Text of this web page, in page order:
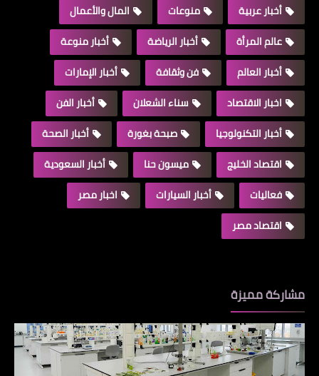
أخبار عربية منوعات
المال والأعمال
عالم المرأة
أخبار الرياضة
أخبار منوعة
أخبار العالم
فن وثقافة
أخبار الإمارات
اخبار الاقتصاد
سناء الشعلان
أخبار الفن
أخبار التكنولوجيا
صبحة بغورة
أخبار الصحة
اقتصاد الخليج
ميسون حنا
أخبار السعودية
فعاليات
أخبار السيارات
اخبار مصر
اقتصاد مصر
مشاركة مميزة